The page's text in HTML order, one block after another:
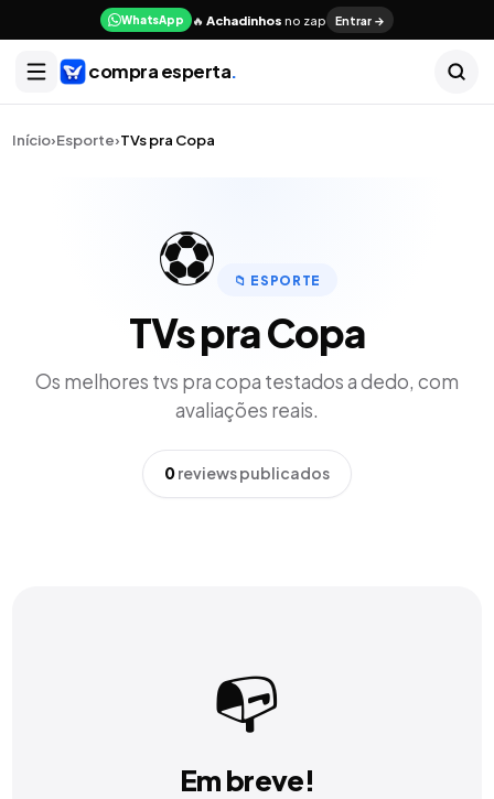
WhatsApp 🔥Achadinhos no zap Entrar →
compra esperta.
Início›Esporte›TVs pra Copa
⚽ 📁 ESPORTE
TVs pra Copa
Os melhores tvs pra copa testados a dedo, com
avaliações reais.
0reviews publicados
📭
Em breve!